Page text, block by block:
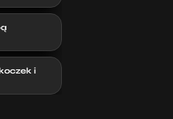
i